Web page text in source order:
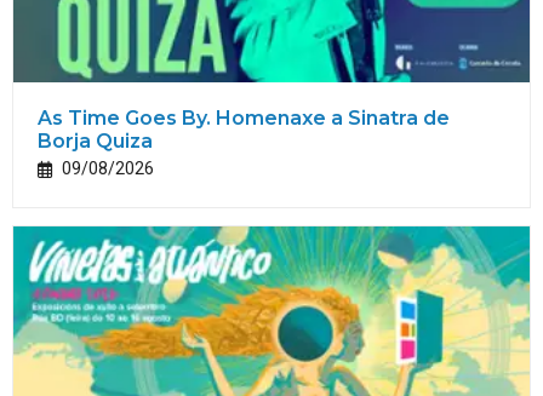
As Time Goes By. Homenaxe a Sinatra de
Borja Quiza
09/08/2026